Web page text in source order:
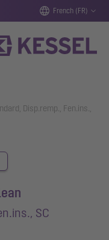
French (FR)
Disp.remp., Fen.ins.,
SC